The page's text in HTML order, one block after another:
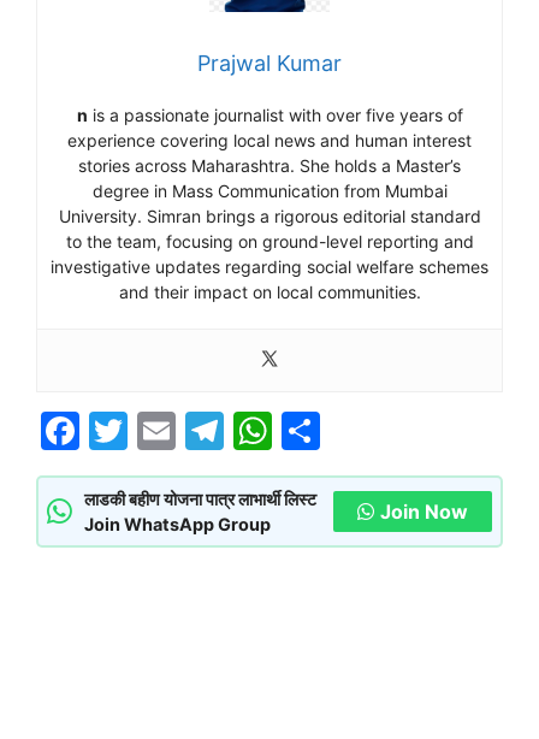
Prajwal Kumar
n is a passionate journalist with over five years of
experience covering local news and human interest
stories across Maharashtra. She holds a Master’s
degree in Mass Communication from Mumbai
University. Simran brings a rigorous editorial standard
to the team, focusing on ground-level reporting and
investigative updates regarding social welfare schemes
and their impact on local communities.
F
a
c
e
T
w
itt
er
E
m
ai
l
T
el
e
gr
W
h
at
s
h
ar
e
लाडकी बहीण योजना पात्र लाभार्थी लिस्ट
Join WhatsApp Group
Join Now